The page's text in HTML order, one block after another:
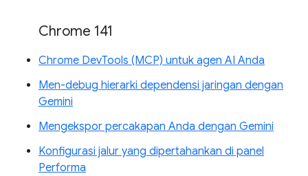
Chrome 141
Chrome DevTools (MCP) untuk agen AI Anda
Men-debug hierarki dependensi jaringan dengan
Gemini
Mengekspor percakapan Anda dengan Gemini
Konfigurasi jalur yang dipertahankan di panel
Performa